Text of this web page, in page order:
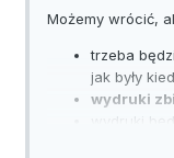
Możemy wrócić,
trzeba
jak były
wydruki
wydruki